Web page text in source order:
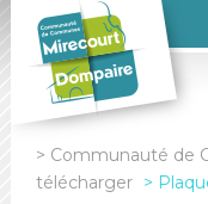
Communauté de
télécharger